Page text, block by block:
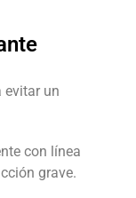
evitar un
con línea
grave.